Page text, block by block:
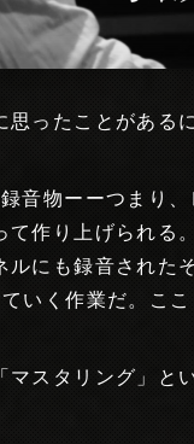
ったことがある
音物ーーつまり
作り上げられる
にも録音された
いく作業だ。こ
スタリング」と